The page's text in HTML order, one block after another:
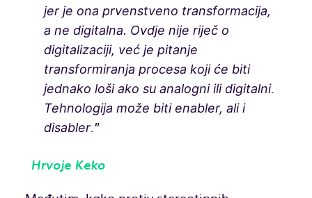
jer je ona prvenstveno transformacija,
a ne digitalna. Ovdje nije riječ o
digitalizaciji, već je pitanje
transformiranja procesa koji će biti
jednako loši ako su analogni ili digitalni.
Tehnologija može biti enabler, ali i
disabler.”
Hrvoje Keko